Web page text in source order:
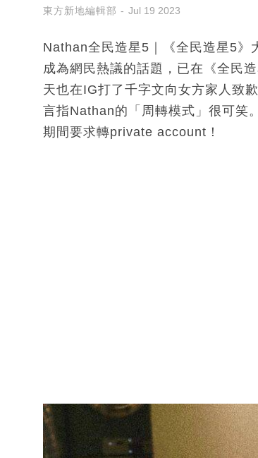
東方新地編輯部 Jul 19 2023
Nathan全民造星5｜《全民造星5》
成為網民熱議的話題，已在《全民
天也在IG打了千字文向女方家人致
言指Nathan的「周轉模式」很可笑
期間要求轉private account！